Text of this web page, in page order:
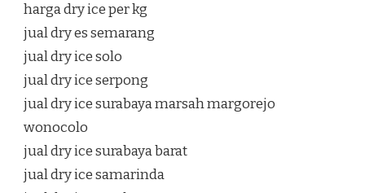
harga dry ice per kg
jual dry es semarang
jual dry ice solo
jual dry ice serpong
jual dry ice surabaya marsah margorejo
wonocolo
jual dry ice surabaya barat
jual dry ice samarinda